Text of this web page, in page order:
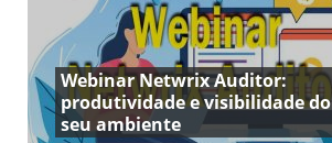
Webinar Netwrix Auditor:
produtividade e visibilidade do
seu ambiente